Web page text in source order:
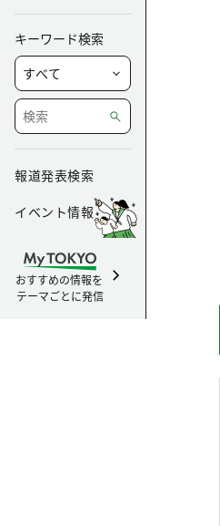
キーワード検索
報道発表検索
イベント情報
おすすめの情報を
テーマごとに発信